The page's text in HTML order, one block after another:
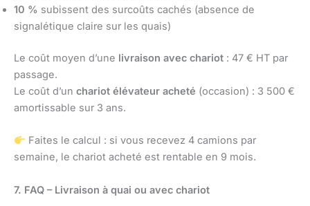
10 % subissent des surcoûts cachés (absence de
signalétique claire sur les quais)
Le coût moyen d’une livraison avec chariot : 47 € HT par
passage.
Le coût d’un chariot élévateur acheté (occasion) : 3 500 €
amortissable sur 3 ans.
Faites le calcul : si vous recevez 4 camions par
semaine, le chariot acheté est rentable en 9 mois.
7. FAQ – Livraison à quai ou avec chariot